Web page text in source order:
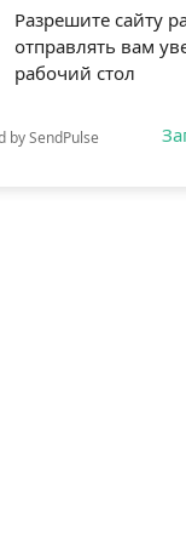
Разрешите сайту
отправлять вам
рабочий стол
by SendPulse